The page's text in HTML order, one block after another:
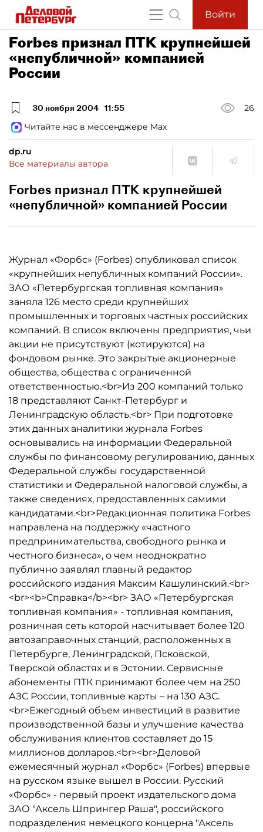
Войти
Forbes признал ПТК крупнейшей
«непубличной» компанией
России
30 ноября 2004 11:55
26
Читайте нас в мессенджере Max
dp.ru
Все материалы автора
Forbes признал ПТК крупнейшей
«непубличной» компанией России
Журнал «Форбс» (Forbes) опубликовал список
«крупнейших непубличных компаний России».
ЗАО «Петербургская топливная компания»
заняла 126 место среди крупнейших
промышленных и торговых частных российских
компаний. В список включены предприятия, чьи
акции не присутствуют (котируются) на
фондовом рынке. Это закрытые акционерные
общества, общества с ограниченной
ответственностью.<br>Из 200 компаний только
18 представляют Санкт-Петербург и
Ленинградскую область.<br> При подготовке
этих данных аналитики журнала Forbes
основывались на информации Федеральной
службы по финансовому регулированию, данных
Федеральной службы государственной
статистики и Федеральной налоговой службы, а
также сведениях, предоставленных самими
кандидатами.<br>Редакционная политика Forbes
направлена на поддержку «частного
предпринимательства, свободного рынка и
честного бизнеса», о чем неоднократно
публично заявлял главный редактор
российского издания Максим Кашулинский.<br>
<br><b>Справка</b><br> ЗАО «Петербургская
топливная компания» - топливная компания,
розничная сеть которой насчитывает более 120
автозаправочных станций, расположенных в
Петербурге, Ленинградской, Псковской,
Тверской областях и в Эстонии. Сервисные
абонементы ПТК принимают более чем на 250
АЗС России, топливные карты – на 130 АЗС.
<br>Ежегодный объем инвестиций в развитие
производственной базы и улучшение качества
обслуживания клиентов составляет до 15
миллионов долларов.<br><br>Деловой
ежемесячный журнал «Форбс» (Forbes) впервые
на русском языке вышел в России. Русский
«Форбс» - первый проект издательского дома
ЗАО "Аксель Шпрингер Раша", российского
подразделения немецкого концерна "Аксель